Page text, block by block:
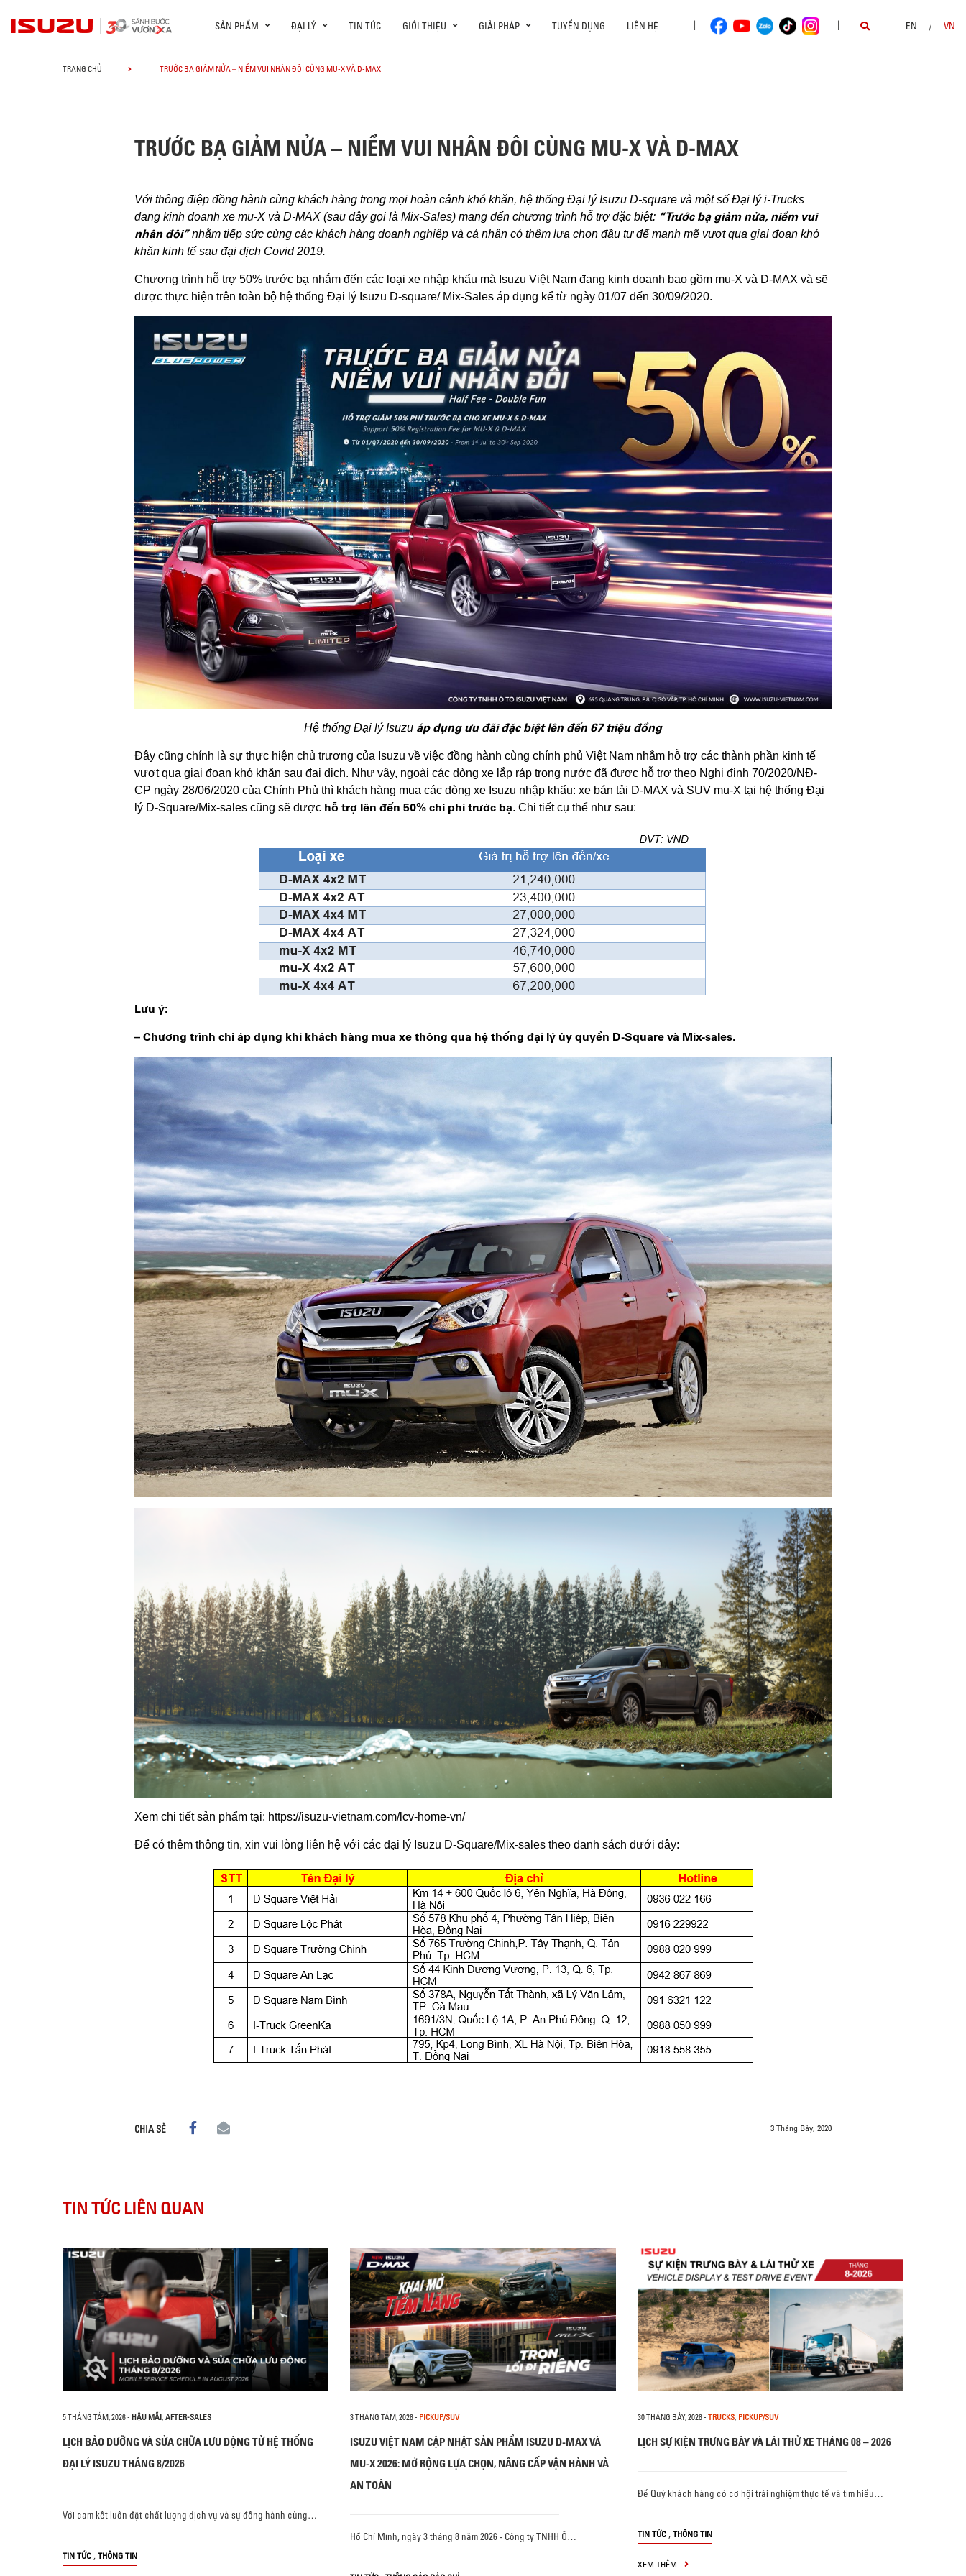
SẢN PHẨM ĐẠI LÝ TIN TỨC GIỚI THIỆU GIẢI PHÁP TUYỂN DỤNG LIÊN HỆ | | EN / VN
TRANG CHỦ TRƯỚC BẠ GIẢM NỬA – NIỀM VUI NHÂN ĐÔI CÙNG MU-X VÀ D-MAX
TRƯỚC BẠ GIẢM NỬA – NIỀM VUI NHÂN ĐÔI CÙNG MU-X VÀ D-MAX
Với thông điệp đồng hành cùng khách hàng trong mọi hoàn cảnh khó khăn, hệ thống Đại lý Isuzu D-square và một số Đại lý i-Trucks
đang kinh doanh xe mu-X và D-MAX (sau đây gọi là Mix-Sales) mang đến chương trình hỗ trợ đặc biệt: “Trước bạ giảm nửa, niềm vui
nhân đôi” nhằm tiếp sức cùng các khách hàng doanh nghiệp và cá nhân có thêm lựa chọn đầu tư để mạnh mẽ vượt qua giai đoạn khó
khăn kinh tế sau đại dịch Covid 2019.
Chương trình hỗ trợ 50% trước bạ nhắm đến các loại xe nhập khẩu mà Isuzu Việt Nam đang kinh doanh bao gồm mu-X và D-MAX và sẽ
được thực hiện trên toàn bộ hệ thống Đại lý Isuzu D-square/ Mix-Sales áp dụng kể từ ngày 01/07 đến 30/09/2020.
Hệ thống Đại lý Isuzu áp dụng ưu đãi đặc biệt lên đến 67 triệu đồng
Đây cũng chính là sự thực hiện chủ trương của Isuzu về việc đồng hành cùng chính phủ Việt Nam nhằm hỗ trợ các thành phần kinh tế
vượt qua giai đoạn khó khăn sau đại dịch. Như vậy, ngoài các dòng xe lắp ráp trong nước đã được hỗ trợ theo Nghị định 70/2020/NĐ-
CP ngày 28/06/2020 của Chính Phủ thì khách hàng mua các dòng xe Isuzu nhập khẩu: xe bán tải D-MAX và SUV mu-X tại hệ thống Đại
lý D-Square/Mix-sales cũng sẽ được hỗ trợ lên đến 50% chi phí trước bạ. Chi tiết cụ thể như sau:
Lưu ý:
– Chương trình chỉ áp dụng khi khách hàng mua xe thông qua hệ thống đại lý ủy quyền D-Square và Mix-sales.
Xem chi tiết sản phẩm tại: https://isuzu-vietnam.com/lcv-home-vn/
Để có thêm thông tin, xin vui lòng liên hệ với các đại lý Isuzu D-Square/Mix-sales theo danh sách dưới đây:
CHIA SẺ 3 Tháng Bảy, 2020
TIN TỨC LIÊN QUAN
5 THÁNG TÁM, 2026- HẬU MÃI, AFTER-SALES
LỊCH BẢO DƯỠNG VÀ SỬA CHỮA LƯU ĐỘNG TỪ HỆ THỐNG
ĐẠI LÝ ISUZU THÁNG 8/2026
Với cam kết luôn đặt chất lượng dịch vụ và sự đồng hành cùng…
TIN TỨC , THÔNG TIN
3 THÁNG TÁM, 2026- PICKUP/SUV
ISUZU VIỆT NAM CẬP NHẬT SẢN PHẨM ISUZU D-MAX VÀ
MU-X 2026: MỞ RỘNG LỰA CHỌN, NÂNG CẤP VẬN HÀNH VÀ
AN TOÀN
Hồ Chí Minh, ngày 3 tháng 8 năm 2026 - Công ty TNHH Ô…
30 THÁNG BẢY, 2026- TRUCKS, PICKUP/SUV
LỊCH SỰ KIỆN TRƯNG BÀY VÀ LÁI THỬ XE THÁNG 08 – 2026
Để Quý khách hàng có cơ hội trải nghiệm thực tế và tìm hiểu…
TIN TỨC , THÔNG TIN
XEM THÊM